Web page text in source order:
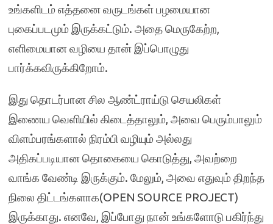
உங்களிடம் எத்தனை வருடங்கள் பழமையான
புகைப்படமும் இருக்கட்டும். அதை மெருகேற்ற,
எளிமையான வழியை தான் இப்பொழுது
பார்க்கவிருக்கிறோம்.
இது தொடர்பான சில ஆண்ட்ராய்டு செயலிகள்
இணைய வெளியில் கிடைத்தாலும், அவை பெரும்பாலும்
விளம்பரங்களால் நிரம்பி வழியும் அல்லது
அதிகப்படியான தொகையை கொடுத்து, அவற்றை
வாங்க வேண்டி இருக்கும். மேலும், அவை எதுவும் திறந்த
நிலை திட்டங்களாக(OPEN SOURCE PROJECT)
இருக்காது. எனவே, இப்போது நான் உங்களோடு பகிர்ந்து